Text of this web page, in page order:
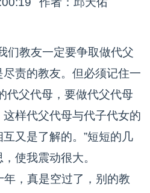
们教友一定要争取做代父
责的教友。但必须记住一
代父代母，要做代父代母
样代父代母与代子代女的
又是了解的。”短短的几
使我震动很大。
，真是空过了，别的教